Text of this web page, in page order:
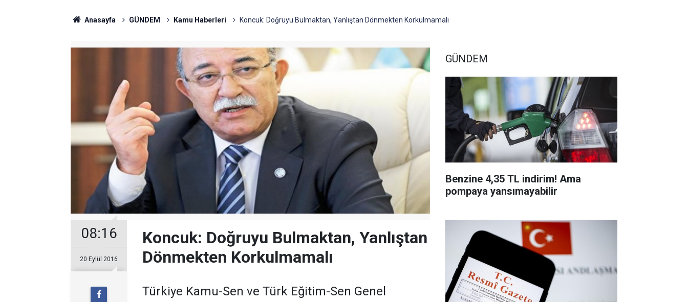
Anasayfa GÜNDEM Kamu Haberleri Koncuk: Doğruyu Bulmaktan, Yanlıştan Dönmekten Korkulmamalı
08:16
20 Eylül 2016
Koncuk: Doğruyu Bulmaktan, Yanlıştan
Dönmekten Korkulmamalı
Türkiye Kamu-Sen ve Türk Eğitim-Sen Genel
GÜNDEM
Benzine 4,35 TL indirim! Ama
pompaya yansımayabilir